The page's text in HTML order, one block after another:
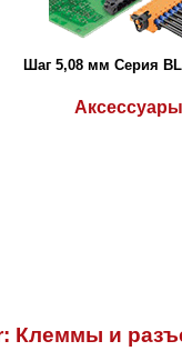
Шаг 5,08 мм Серия
Аксессуары
Клеммы и